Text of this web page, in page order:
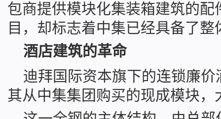
包商提供模块化集装箱建筑的
目，却标志着中集已经具备了
酒店建筑的革命
迪拜国际资本旗下的连锁廉
其从中集集团购买的现成模块，